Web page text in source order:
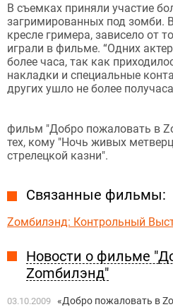
В съемках приняли участие
загримированных под зомби.
кресле гримера, зависело от
играли в фильме. “Одних
более часа, так как
накладки и специальные
других ушло не более
фильм "Добро пожаловать в
тех, кому "Ночь живых
стрелецкой казни".
Связанные фильмы:
Zомбилэнд: Контрольный
Новости о фильме
Zomбилэнд"
03.10.2009 «Добро пожаловать в